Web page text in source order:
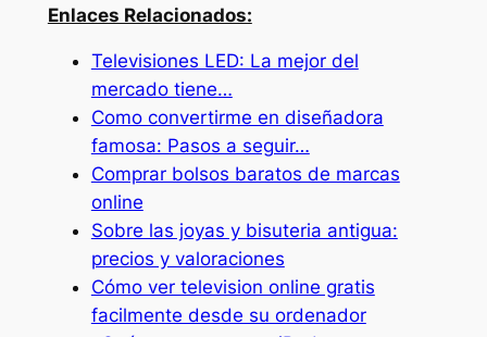
Enlaces Relacionados:
Televisiones LED: La mejor del
mercado tiene…
Como convertirme en diseñadora
famosa: Pasos a seguir…
Comprar bolsos baratos de marcas
online
Sobre las joyas y bisuteria antigua:
precios y valoraciones
Cómo ver television online gratis
facilmente desde su ordenador